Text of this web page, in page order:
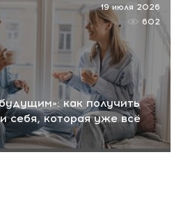
как получить
себя, которая уже всё
19 июля 2026
602